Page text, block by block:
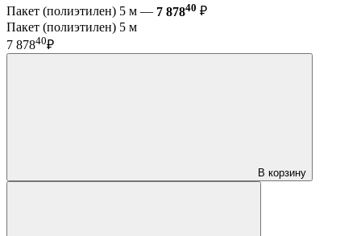
Пакет (полиэтилен) 5 м — 7 87840 ₽
Пакет (полиэтилен) 5 м
7 87840₽
В корзину